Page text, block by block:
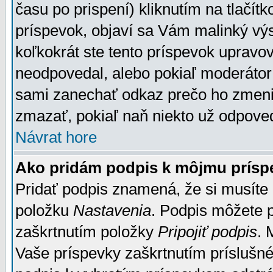
času po prispení) kliknutím na
príspevok, objaví sa Vám malinký
koľkokrát ste tento príspevok
neodpovedal, alebo pokiaľ
sami zanechať odkaz prečo ho
zmazať, pokiaľ naň niekto už
Návrat hore
Ako pridám podpis k môjmu
Pridať podpis znamená, že si
položku Nastavenia. Podpis môžete
zaškrtnutím položky Pripojiť podpis.
Vaše príspevky zaškrtnutím